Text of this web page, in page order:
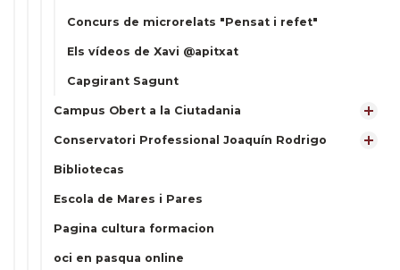
Concurs de microrelats "Pensat i refet"
Els vídeos de Xavi @apitxat
Capgirant Sagunt
Campus Obert a la Ciutadania
Conservatori Professional Joaquín Rodrigo
Bibliotecas
Escola de Mares i Pares
Pagina cultura formacion
oci en pasqua online